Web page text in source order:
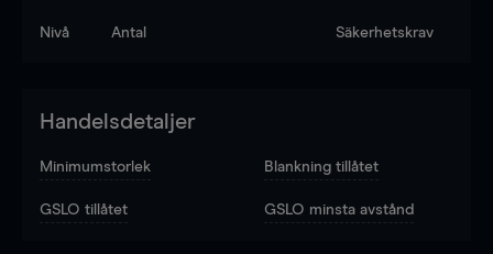
Nivå Antal Säkerhetskrav
Handelsdetaljer
Minimumstorlek Blankning tillåtet
GSLO tillåtet GSLO minsta avstånd